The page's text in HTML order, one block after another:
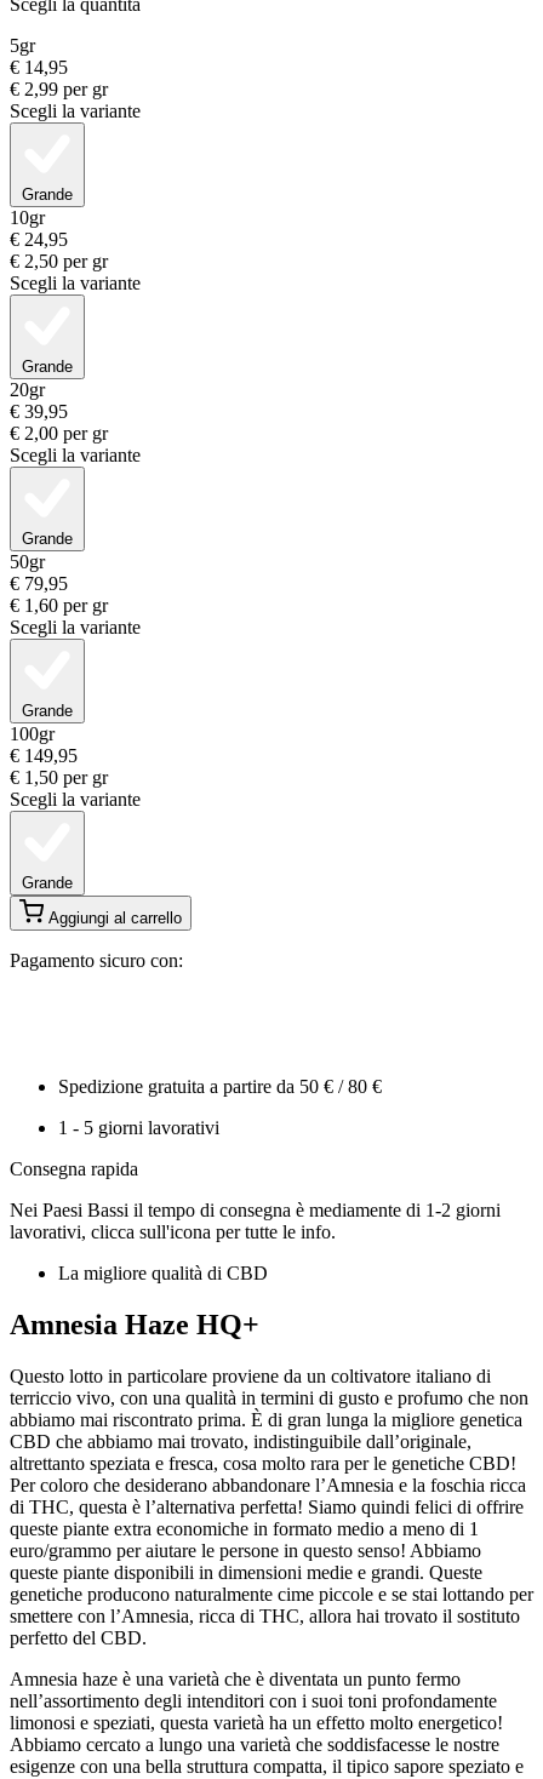
5gr
€ 14,95
€ 2,99 per gr
Scegli la variante
Grande
10gr
€ 24,95
€ 2,50 per gr
Scegli la variante
Grande
20gr
€ 39,95
€ 2,00 per gr
Scegli la variante
Grande
50gr
€ 79,95
€ 1,60 per gr
Scegli la variante
Grande
100gr
€ 149,95
€ 1,50 per gr
Scegli la variante
Grande
Aggiungi al carrello
Pagamento sicuro con:
Spedizione gratuita a partire da 50 € / 80 €
1 - 5 giorni lavorativi
Consegna rapida
Nei Paesi Bassi il tempo di consegna è mediamente di 1-2 giorni
lavorativi, clicca sull'icona per tutte le info.
La migliore qualità di CBD
Amnesia Haze HQ+
Questo lotto in particolare proviene da un coltivatore italiano di
terriccio vivo, con una qualità in termini di gusto e profumo che non
abbiamo mai riscontrato prima. È di gran lunga la migliore genetica
CBD che abbiamo mai trovato, indistinguibile dall’originale,
altrettanto speziata e fresca, cosa molto rara per le genetiche CBD!
Per coloro che desiderano abbandonare l’Amnesia e la foschia ricca
di THC, questa è l’alternativa perfetta! Siamo quindi felici di offrire
queste piante extra economiche in formato medio a meno di 1
euro/grammo per aiutare le persone in questo senso! Abbiamo
queste piante disponibili in dimensioni medie e grandi. Queste
genetiche producono naturalmente cime piccole e se stai lottando per
smettere con l’Amnesia, ricca di THC, allora hai trovato il sostituto
perfetto del CBD.
Amnesia haze è una varietà che è diventata un punto fermo
nell’assortimento degli intenditori con i suoi toni profondamente
limonosi e speziati, questa varietà ha un effetto molto energetico!
Abbiamo cercato a lungo una varietà che soddisfacesse le nostre
esigenze con una bella struttura compatta, il tipico sapore speziato e